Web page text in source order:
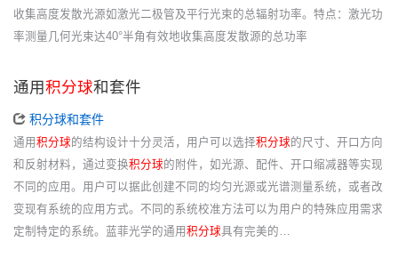
收集高度发散光源如激光二极管及平行光束的总辐射功率。特点：激光功
率测量几何光束达40°半角有效地收集高度发散源的总功率
通用积分球和套件
积分球和套件
通用积分球 的结构设计十分灵活，用户可以选择积分球 的尺寸、开口方向
和反射材料，通过变换积分球 的附件，如光源、配件、开口缩减器等实现
不同的应用。用户可以据此创建不同的均匀光源或光谱测量系统，或者改
变现有系统的应用方式。不同的系统校准方法可以为用户的特殊应用需求
定制特定的系统。蓝菲光学的通用积分球具有完美的…